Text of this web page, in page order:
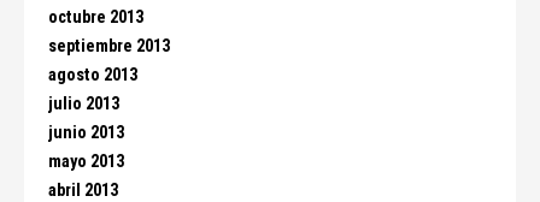
octubre 2013
septiembre 2013
agosto 2013
julio 2013
junio 2013
mayo 2013
abril 2013